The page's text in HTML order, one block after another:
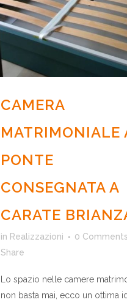
CAMERA
MATRIMONIALE
PONTE
CONSEGNATA A
CARATE
in Realizzazioni
0 Comments
Share
Lo spazio nelle camere
non basta mai, ecco un ottima